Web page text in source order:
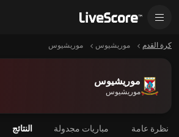
كرة القدم موريشيوس موريشيوس
موريشيوس
موريشيوس
نظرة عامة مباريات مجدولة النتائج